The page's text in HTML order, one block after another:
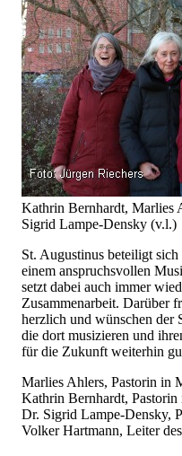
Kathrin Bernhardt, Marlies
Sigrid Lampe-Densky (v.l.)
St. Augustinus beteiligt
einem anspruchsvollen
setzt dabei auch immer
Zusammenarbeit. Darüber
herzlich und wünschen der
die dort musizieren und
für die Zukunft weiterhin
Marlies Ahlers, Pastorin in
Kathrin Bernhardt, Pastorin
Dr. Sigrid Lampe-Densky,
Volker Hartmann, Leiter